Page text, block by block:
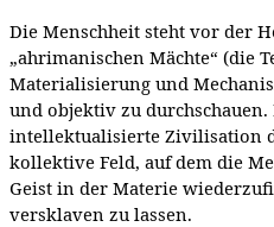
Die Menschheit steht vor der
„ahrimanischen Mächte“ (die
Materialisierung und
und objektiv zu
intellektualisierte Zivilisation
kollektive Feld, auf dem die
Geist in der Materie
versklaven zu lassen.